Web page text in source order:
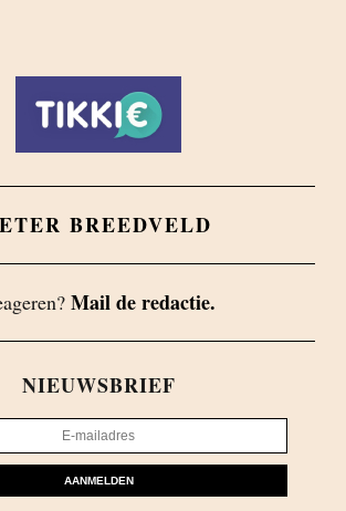
BREEDVELD
Mail de redactie.
NIEUWSBRIEF
AANMELDEN